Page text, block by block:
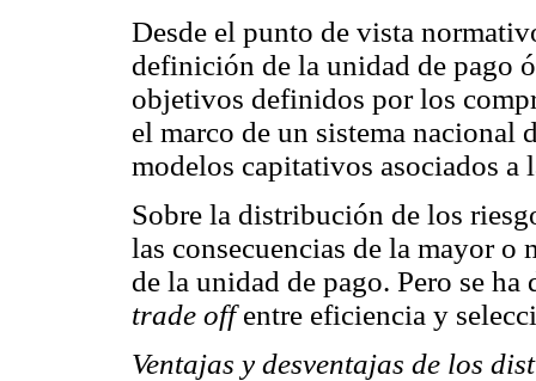
Desde el punto de vista
definición de la unidad de pago
objetivos definidos por los
el marco de un sistema nacional
modelos capitativos asociados
Sobre la distribución de los
las consecuencias de la mayor
de la unidad de pago. Pero se
trade offentre eficiencia y
Ventajas y desventajas de los